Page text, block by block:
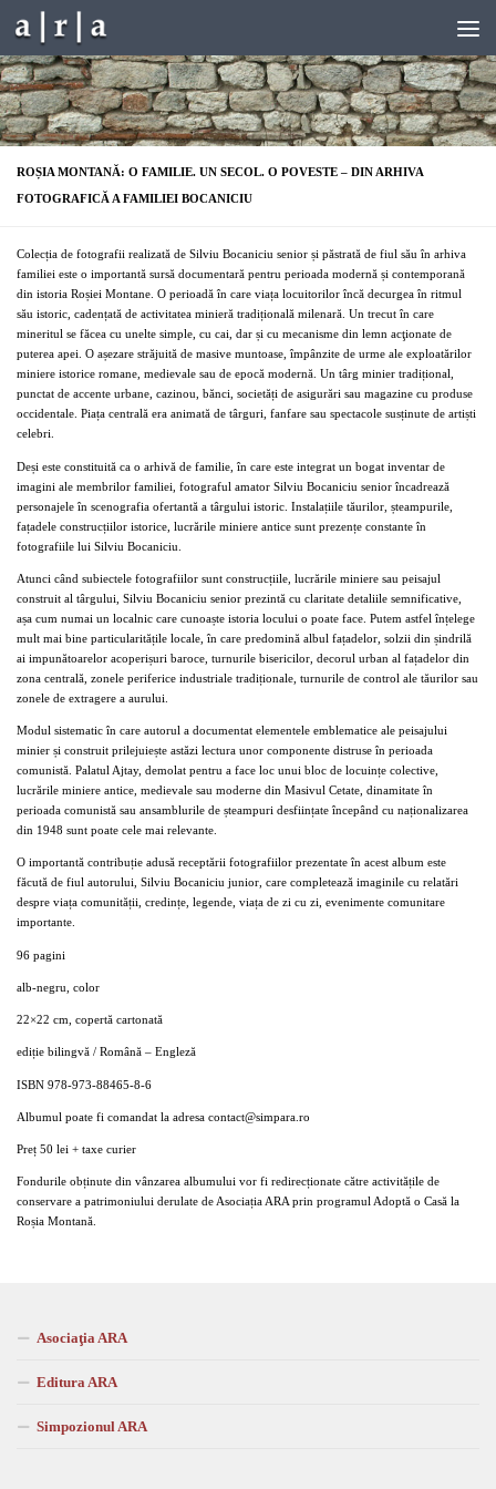
Skip to content
ROȘIA MONTANĂ: O FAMILIE. UN SECOL. O POVESTE – DIN ARHIVA
FOTOGRAFICĂ A FAMILIEI BOCANICIU
Colecția de fotografii realizată de Silviu Bocaniciu senior și păstrată de fiul său în arhiva
familiei este o importantă sursă documentară pentru perioada modernă și contemporană
din istoria Roșiei Montane. O perioadă în care viața locuitorilor încă decurgea în ritmul
său istoric, cadențată de activitatea minieră tradițională milenară. Un trecut în care
mineritul se făcea cu unelte simple, cu cai, dar și cu mecanisme din lemn acţionate de
puterea apei. O așezare străjuită de masive muntoase, împânzite de urme ale exploatărilor
miniere istorice romane, medievale sau de epocă modernă. Un târg minier tradițional,
punctat de accente urbane, cazinou, bănci, societăți de asigurări sau magazine cu produse
occidentale. Piața centrală era animată de târguri, fanfare sau spectacole susținute de artiști
celebri.
Deși este constituită ca o arhivă de familie, în care este integrat un bogat inventar de
imagini ale membrilor familiei, fotograful amator Silviu Bocaniciu senior încadrează
personajele în scenografia ofertantă a târgului istoric. Instalațiile tăurilor, șteampurile,
fațadele construcțiilor istorice, lucrările miniere antice sunt prezențe constante în
fotografiile lui Silviu Bocaniciu.
Atunci când subiectele fotografiilor sunt construcțiile, lucrările miniere sau peisajul
construit al târgului, Silviu Bocaniciu senior prezintă cu claritate detaliile semnificative,
așa cum numai un localnic care cunoaște istoria locului o poate face. Putem astfel înțelege
mult mai bine particularitățile locale, în care predomină albul fațadelor, solzii din șindrilă
ai impunătoarelor acoperișuri baroce, turnurile bisericilor, decorul urban al fațadelor din
zona centrală, zonele periferice industriale tradiționale, turnurile de control ale tăurilor sau
zonele de extragere a aurului.
Modul sistematic în care autorul a documentat elementele emblematice ale peisajului
minier și construit prilejuiește astăzi lectura unor componente distruse în perioada
comunistă. Palatul Ajtay, demolat pentru a face loc unui bloc de locuințe colective,
lucrările miniere antice, medievale sau moderne din Masivul Cetate, dinamitate în
perioada comunistă sau ansamblurile de șteampuri desființate începând cu naționalizarea
din 1948 sunt poate cele mai relevante.
O importantă contribuție adusă receptării fotografiilor prezentate în acest album este
făcută de fiul autorului, Silviu Bocaniciu junior, care completează imaginile cu relatări
despre viața comunității, credințe, legende, viața de zi cu zi, evenimente comunitare
importante.
96 pagini
alb-negru, color
22×22 cm, copertă cartonată
ediție bilingvă / Română – Engleză
ISBN 978-973-88465-8-6
Albumul poate fi comandat la adresa contact@simpara.ro
Preț 50 lei + taxe curier
Fondurile obținute din vânzarea albumului vor fi redirecționate către activitățile de
conservare a patrimoniului derulate de Asociația ARA prin programul Adoptă o Casă la
Roșia Montană.
Asociaţia ARA
Editura ARA
Simpozionul ARA